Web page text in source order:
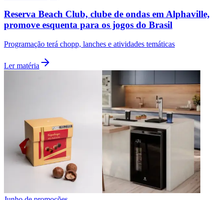
Reserva Beach Club, clube de ondas em Alphaville,
promove esquenta para os jogos do Brasil
Programação terá chopp, lanches e atividades temáticas
Ler matéria